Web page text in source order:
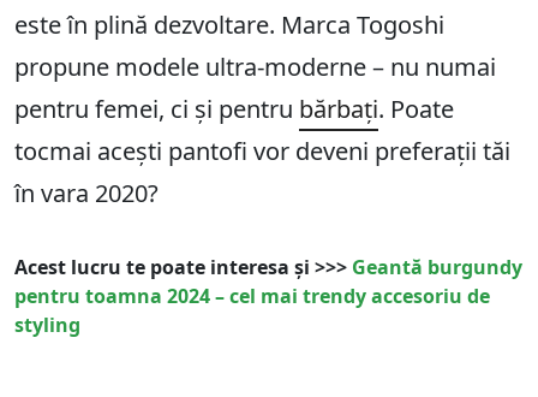
este în plină dezvoltare. Marca Togoshi
propune modele ultra-moderne – nu numai
pentru femei, ci și pentru bărbați. Poate
tocmai acești pantofi vor deveni preferații tăi
în vara 2020?
Acest lucru te poate interesa și >>> Geantă burgundy
pentru toamna 2024 – cel mai trendy accesoriu de
styling